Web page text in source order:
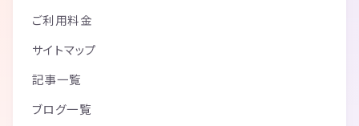
ご利用料金
サイトマップ
記事一覧
ブログ一覧